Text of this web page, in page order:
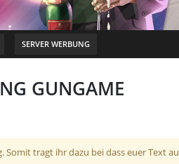
SERVER WERBUNG
GUNGAME
tragt ihr dazu bei dass euer Text